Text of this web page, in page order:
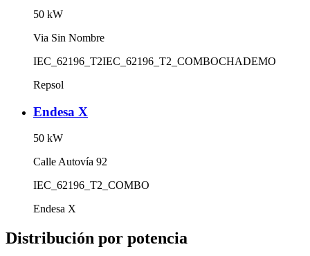
50 kW
Via Sin Nombre
IEC_62196_T2IEC_62196_T2_COMBOCHADEMO
Repsol
Endesa X
50 kW
Calle Autovía 92
IEC_62196_T2_COMBO
Endesa X
Distribución por potencia